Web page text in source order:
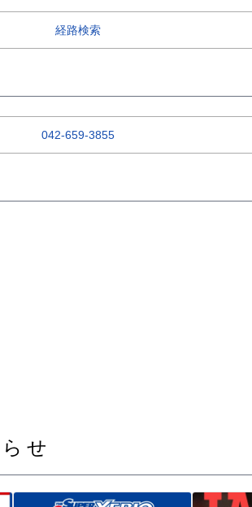
経路検索
042-659-3855
せ